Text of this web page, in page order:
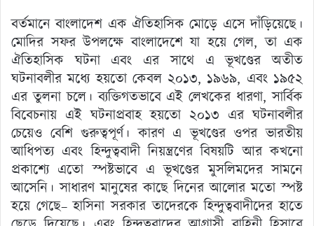
বর্তমানে বাংলাদেশ এক ঐতিহাসিক মোড়ে এসে দাঁড়িয়েছে।
মোদির সফর উপলক্ষে বাংলাদেশে যা হয়ে গেল, তা এক
ঐতিহাসিক ঘটনা এবং এর সাথে এ ভূখণ্ডের অতীত
ঘটনাবলীর মধ্যে হয়তো কেবল ২০১৩, ১৯৬৯, এবং ১৯৫২
এর তুলনা চলে। ব্যক্তিগতভাবে এই লেখকের ধারণা, সার্বিক
বিবেচনায় এই ঘটনাপ্রবাহ হয়তো ২০১৩ এর ঘটনাবলীর
চেয়েও বেশি গুরুত্বপূর্ণ। কারণ এ ভূখণ্ডের ওপর ভারতীয়
আধিপত্য এবং হিন্দুত্ববাদী নিয়ন্ত্রণের বিষয়টি আর কখনো
প্রকাশ্যে এতো স্পষ্টভাবে এ ভূখণ্ডের মুসলিমদের সামনে
আসেনি। সাধারণ মানুষের কাছে দিনের আলোর মতো স্পষ্ট
হয়ে গেছে– হাসিনা সরকার তাদেরকে হিন্দুত্ববাদীদের হাতে